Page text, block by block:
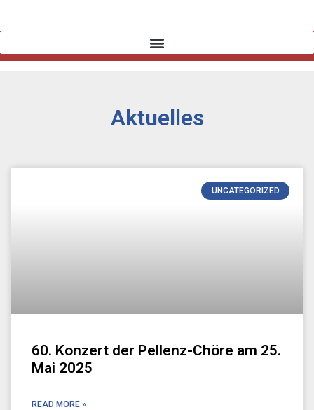
Aktuelles
UNCATEGORIZED
60. Konzert der Pellenz-Chöre am 25.
Mai 2025
READ MORE »